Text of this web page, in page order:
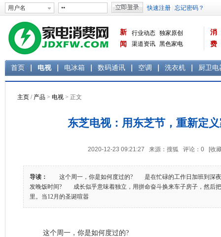
新
闻
行业动态 独家原创
渠道资讯 黑色家电
消
费
首页 电视 电冰箱 数码通讯 空调 洗衣机 厨卫电
主页 / 产品 > 电视 > 正文
东芝电视：用东芝节，重新定
2020-12-23 09:21:27 来源：搜狐 评论： 0 [收
导读：
这个周一，你是如何度过的? 是在忙碌的工作日加班到深
发晚饭时间? 成长似乎意味着独立，用拼命奋斗换来车子房子，然后
里。当12月的圣诞喧嚣
这个周一，你是如何度过的?